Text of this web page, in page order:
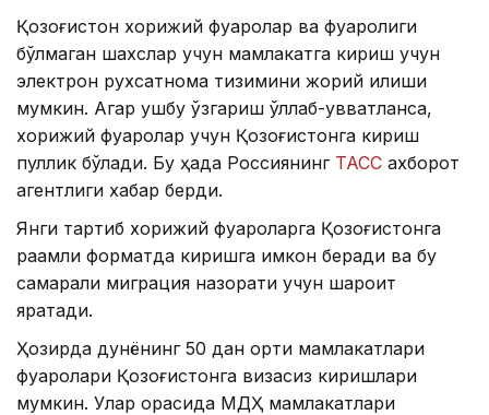
Қозоғистон хорижий фуқаролар ва фуқаролиги
бўлмаган шахслар учун мамлакатга кириш учун
электрон рухсатнома тизимини жорий қилиши
мумкин. Агар ушбу ўзгариш қўллаб-қувватланса,
хорижий фуқаролар учун Қозоғистонга кириш
пуллик бўлади. Бу ҳақда Россиянинг ТАСС ахборот
агентлиги хабар берди.
Янги тартиб хорижий фуқароларга Қозоғистонга
рақамли форматда киришга имкон беради ва бу
самарали миграция назорати учун шароит
яратади.
Ҳозирда дунёнинг 50 дан ортиқ мамлакатлари
фуқаролари Қозоғистонга визасиз киришлари
мумкин. Улар орасида МДҲ мамлакатлари